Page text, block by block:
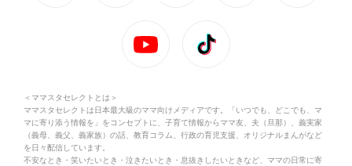
＜ママスタセレクトとは＞
ママスタセレクトは日本最大級のママ向けメディアです。「いつでも、どこでも、マ
マに寄り添う情報を」をコンセプトに、子育て情報からママ友、夫（旦那）、義実家
（義母、義父、義家族）の話、教育コラム、行政の育児支援、オリジナルまんがなど
を日々配信しています。
不安なとき・笑いたいとき・泣きたいとき・息抜きしたいときなど、ママの日常に寄